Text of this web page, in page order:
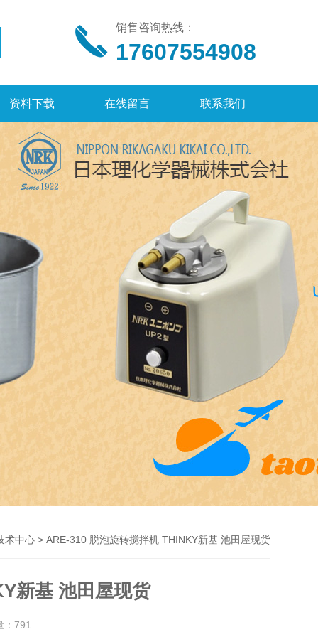
销售咨询热线：
17607554908
资料下载 在线留言 联系我们
术中心> ARE-310 脱泡旋转搅拌机 THINKY新基 池田屋现货
新基 池田屋现货
：791